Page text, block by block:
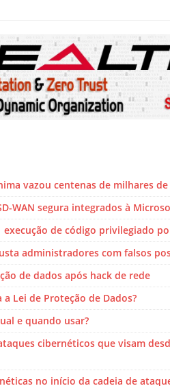
vazou centenas de milhares
WAN segura integrados à
de código privilegiado
administradores com falsos
de dados após hack de rede
Lei de Proteção de Dados?
e quando usar?
cibernéticos que visam
no início da cadeia de